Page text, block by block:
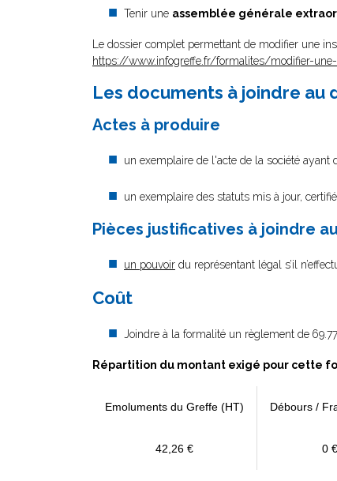
Tenir une assemblée générale
Le dossier complet permettant de modifier une
https://www.infogreffe.fr/formalites/modifier-
Les documents à joindre au
Actes à produire
un exemplaire de l'acte de la société
un exemplaire des statuts mis à jour,
Pièces justificatives à joindre
un pouvoir du représentant légal s’il
Coût
Joindre à la formalité un règlement de
Répartition du montant exigé pour cette
Emoluments du Greffe (HT) Débours /
42,26 € 0 €